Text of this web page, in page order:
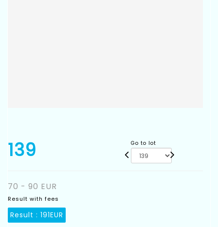
139 Go to lot
70 - 90 EUR
Result with fees
Result : 191EUR